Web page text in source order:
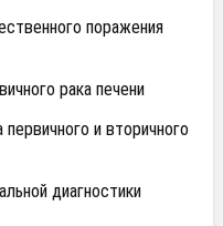
поражения
рака печени
и вторичного
диагностики